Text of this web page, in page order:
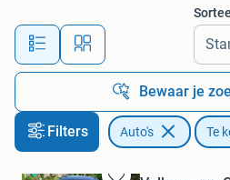
Alle afstanden…
Bewaar je
Filters Auto's Te